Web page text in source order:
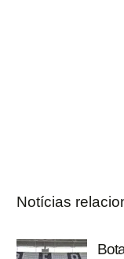
Notícias